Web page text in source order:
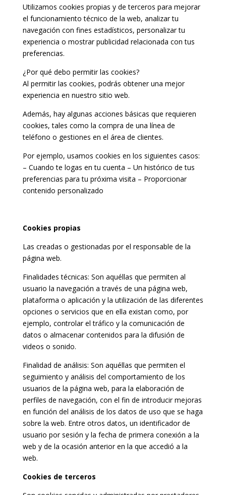
Utilizamos cookies propias y de terceros para mejorar
el funcionamiento técnico de la web, analizar tu
navegación con fines estadísticos, personalizar tu
experiencia o mostrar publicidad relacionada con tus
preferencias.
¿Por qué debo permitir las cookies?
Al permitir las cookies, podrás obtener una mejor
experiencia en nuestro sitio web.
Además, hay algunas acciones básicas que requieren
cookies, tales como la compra de una línea de
teléfono o gestiones en el área de clientes.
Por ejemplo, usamos cookies en los siguientes casos:
– Cuando te logas en tu cuenta – Un histórico de tus
preferencias para tu próxima visita – Proporcionar
contenido personalizado
Cookies propias
Las creadas o gestionadas por el responsable de la
página web.
Finalidades técnicas: Son aquéllas que permiten al
usuario la navegación a través de una página web,
plataforma o aplicación y la utilización de las diferentes
opciones o servicios que en ella existan como, por
ejemplo, controlar el tráfico y la comunicación de
datos o almacenar contenidos para la difusión de
videos o sonido.
Finalidad de análisis: Son aquéllas que permiten el
seguimiento y análisis del comportamiento de los
usuarios de la página web, para la elaboración de
perfiles de navegación, con el fin de introducir mejoras
en función del análisis de los datos de uso que se haga
sobre la web. Entre otros datos, un identificador de
usuario por sesión y la fecha de primera conexión a la
web y de la ocasión anterior en la que accedió a la
web.
Cookies de terceros